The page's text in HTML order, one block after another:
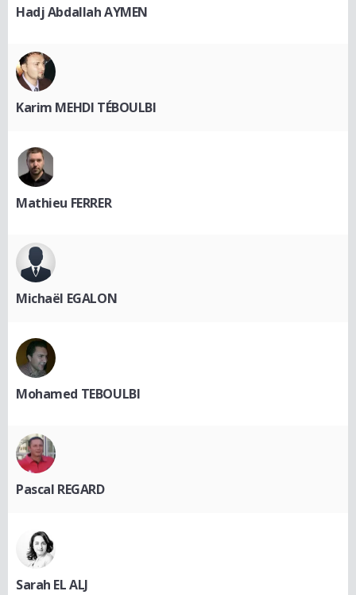
Hadj Abdallah AYMEN
Karim MEHDI TÉBOULBI
Mathieu FERRER
Michaël EGALON
Mohamed TEBOULBI
Pascal REGARD
Sarah EL ALJ